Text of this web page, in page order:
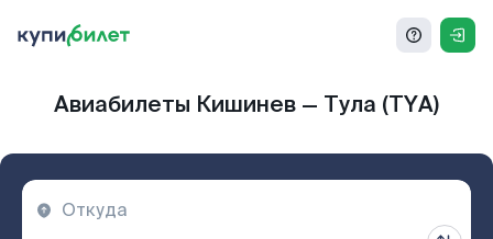
Авиабилеты Кишинев — Тула (TYA)